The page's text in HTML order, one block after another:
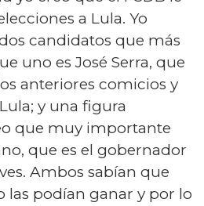
a Lula. Yo
candidatos que más
uno es José Serra, que
anteriores comicios y
y una figura
que muy importante
que es el gobernador
Ambos sabían que
las podían ganar y por lo